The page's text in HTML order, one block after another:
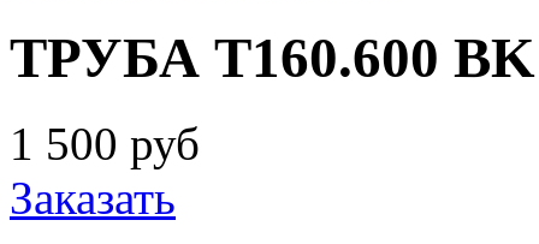
ТРУБА T160.600 BK
1 500 руб
Заказать